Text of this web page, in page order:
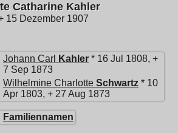
Catharine Kahler
15 Dezember 1907
Johann Carl Kahler * 16 Jul 1808, +
7 Sep 1873
Wilhelmine Charlotte Schwartz * 10
Apr 1803, + 27 Aug 1873
Familiennamen